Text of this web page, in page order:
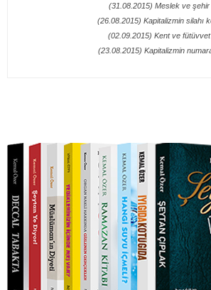
(31.08.2015) Meslek ve şehir
(26.08.2015) Kapitalizmin silahı
(02.09.2015) Kent ve fütüvvet
(23.08.2015) Kapitalizmin